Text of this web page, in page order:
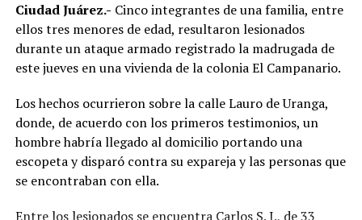
Ciudad Juárez.- Cinco integrantes de una familia, entre
ellos tres menores de edad, resultaron lesionados
durante un ataque armado registrado la madrugada de
este jueves en una vivienda de la colonia El Campanario.
Los hechos ocurrieron sobre la calle Lauro de Uranga,
donde, de acuerdo con los primeros testimonios, un
hombre habría llegado al domicilio portando una
escopeta y disparó contra su expareja y las personas que
se encontraban con ella.
Entre los lesionados se encuentra Carlos S. J., de 33